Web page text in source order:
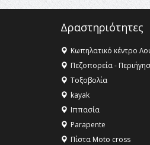
Δραστηριότητες
Κωπηλατικό κέντρο
Πεζοπορεία -
Τοξοβολία
kayak
Ιππασία
Parapente
Πίστα Moto cross